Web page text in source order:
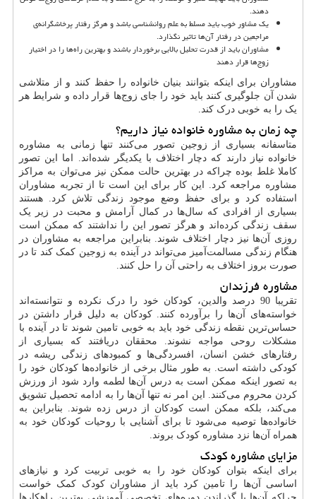
دهند.
یک مشاور خوب باید مسلط به علم روانشناسی باشد و هرگز رفتار پرخاشگرانه‌ی
مراجعین در رفتار آن‌ها تاثیر نگذارد.
مشاوران باید از قدرت تحلیل بالایی برخوردار باشند و بهترین راه‌ها را در اختیار
زوج‌ها قرار دهند
مشاوران برای اینکه بتوانند بنیان خانواده را حفظ کنند و از متلاشی
شدن آن جلوگیری کنند باید خود را جای زوج‌ها قرار داده و شرایط هر
یک را به خوبی درک کند.
چه زمان به مشاوره خانواده نیاز داریم؟
متاسفانه بسیاری از زوجین تصور می‌کنند تنها زمانی به مشاوره
خانواده نیاز دارند که دچار اختلاف با یکدیگر شده‌اند. اما این تصور
کاملا غلط بوده چراکه در بهترین حالت ممکن نیز می‌توان به مراکز
مشاوره مراجعه کرد. این کار برای این است تا از تجربه مشاوران
استفاده کرد و برای حفظ وضع موجود زندگی تلاش کرد. هستند
بسیاری از افرادی که سال‌ها در کمال آرامش و محبت در زیر یک
سقف زندگی کرده‌اند و هرگز تصور این را نداشتند که ممکن است
روزی آن‌ها نیز دچار اختلاف شوند. بنابراین مراجعه به مشاوران در
هنگام زندگی مسالمت‌آمیز می‌تواند در آینده به زوجین کمک کند تا در
صورت بروز اختلاف به راحتی آن را حل کنند.
مشاوره فرزندان
تقریبا 90 درصد والدین، کودکان خود را درک نکرده و نتوانسته‌اند
خواسته‌های آن‌ها را برآورده کنند. کودکان به دلیل قرار داشتن در
حساس‌ترین نقطه زندگی خود باید به خوبی تامین شوند تا در آینده با
مشکلات روحی مواجه نشوند. محققان دریافتند که بسیاری از
رفتارهای خشن انسان، افسردگی‌ها و کمبودهای زندگی ریشه در
کودکی داشته است. به طور مثال برخی از خانواده‌ها کودکان خود را
به تصور اینکه ممکن است به درس آن‌ها لطمه وارد شود از ورزش
کردن محروم می‌کنند. این امر نه تنها آن‌ها را به ادامه تحصیل تشویق
می‌کند، بلکه ممکن است کودکان از درس زده شوند. بنابراین به
خانواده‌ها توصیه می‌شود تا برای آشنایی با روحیات کودکان خود به
همراه آن‌ها نزد مشاوره کودک بروند.
مزایای مشاوره کودک
برای اینکه بتوان کودکان خود را به خوبی تربیت کرد و نیازهای
اساسی آن‌ها را تامین کرد باید از مشاوران کودک کمک خواست
چراکه آن‌ها با گذراندن دوره‌های تخصصی آموزشی بهترین راهکارها